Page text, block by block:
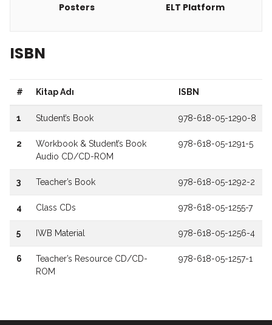
Posters ELT Platform
ISBN
# Kitap Adı ISBN
1 Student’s Book 978-618-05-1290-8
2
Workbook & Student’s Book
Audio CD/CD-ROM
978-618-05-1291-5
3 Teacher’s Book 978-618-05-1292-2
4 Class CDs 978-618-05-1255-7
5 IWB Material 978-618-05-1256-4
6
Teacher’s Resource CD/CD-
ROM
978-618-05-1257-1